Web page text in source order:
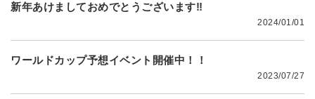
新年あけましておめでとうございます‼
2024/01/01
ワールドカップ予想イベント開催中！！
2023/07/27